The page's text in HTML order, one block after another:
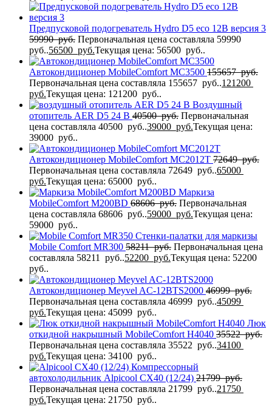
Предпусковой подогреватель Hydro D5 eco 12В версия 3
59990руб. Первоначальная цена составляла 59990
руб..56500 руб.Текущая цена: 56500 руб..
Автокондиционер MobileComfort MC3500 155657руб.
Первоначальная цена составляла 155657 руб..121200
руб.Текущая цена: 121200 руб..
Воздушный
отопитель AER D5 24 В 40500руб. Первоначальная
цена составляла 40500 руб..39000 руб.Текущая цена:
39000 руб..
Автокондиционер MobileComfort MC2012T 72649руб.
Первоначальная цена составляла 72649 руб..65000
руб.Текущая цена: 65000 руб..
Маркиза
MobileComfort M200BD 68606руб. Первоначальная
цена составляла 68606 руб..59000 руб.Текущая цена:
59000 руб..
Стенки-палатки для маркизы
Mobile Comfort MR300 58211руб. Первоначальная цена
составляла 58211 руб..52200 руб.Текущая цена: 52200
руб..
Автокондиционер Meyvel AC-12BTS2000 46999руб.
Первоначальная цена составляла 46999 руб..45099
руб.Текущая цена: 45099 руб..
Люк
откидной накрышный MobileComfort H4040 35522руб.
Первоначальная цена составляла 35522 руб..34100
руб.Текущая цена: 34100 руб..
Компрессорный
автохолодильник Alpicool CX40 (12/24) 21799руб.
Первоначальная цена составляла 21799 руб..21750
руб.Текущая цена: 21750 руб..